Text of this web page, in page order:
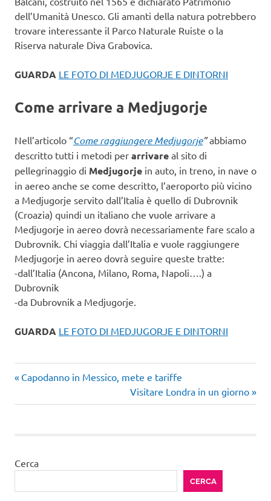
dell’Umanità Unesco. Gli amanti della natura potrebbero
trovare interessante il Parco Naturale Ruiste o la
Riserva naturale Diva Grabovica.
GUARDA LE FOTO DI MEDJUGORJE E DINTORNI
Come arrivare a Medjugorje
Nell’articolo “Come raggiungere Medjugorje”abbiamo
descritto tutti i metodi per arrivare al sito di
pellegrinaggio di Medjugorje in auto, in treno, in nave o
in aereo anche se come descritto, l’aeroporto più vicino
a Medjugorje servito dall’Italia è quello di Dubrovnik
(Croazia) quindi un italiano che vuole arrivare a
Medjugorje in aereo dovrà necessariamente fare scalo a
Dubrovnik. Chi viaggia dall’Italia e vuole raggiungere
Medjugorje in aereo dovrà seguire queste tratte:
-dall’Italia (Ancona, Milano, Roma, Napoli….) a
Dubrovnik
-da Dubrovnik a Medjugorje.
GUARDA LE FOTO DI MEDJUGORJE E DINTORNI
Navigazione
articoli
Articolo
Capodanno in Messico, mete e tariffe
Articolo
successivo:
Visitare Londra in un giorno
Cerca
CERCA